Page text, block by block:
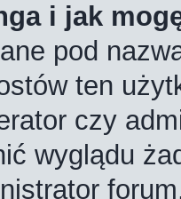
i jak
pod
ten
czy
wyglądu